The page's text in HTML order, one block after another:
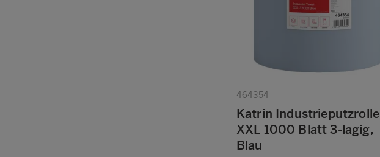
464354
Katrin Industrieputzrolle
XXL 1000 Blatt 3-lagig,
Blau